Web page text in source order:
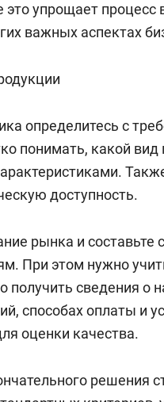
это упрощает процесс
важных аспектах
определитесь с
понимать, какой вид
доступность.
рынка и составьте
При этом нужно
получить сведения о
способах оплаты и
оценки качества.
решения